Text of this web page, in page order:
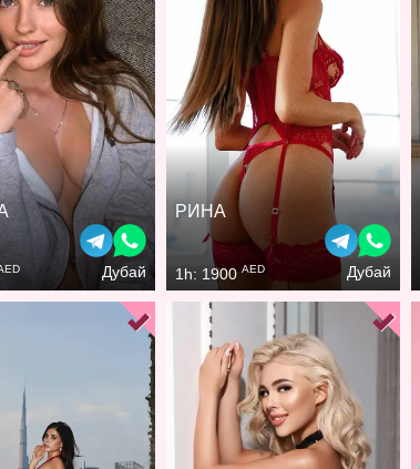
Дубай
РИНА
1h: 1900 AED Дубай